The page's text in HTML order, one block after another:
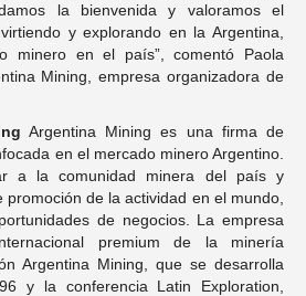
la bienvenida y valoramos el
y explorando en la Argentina,
minero en el país”, comentó Paola
Mining, empresa organizadora de
Argentina Mining es una firma de
en el mercado minero Argentino.
a la comunidad minera del país y
de la actividad en el mundo,
de negocios. La empresa
premium de la minería
Argentina Mining, que se desarrolla
y la conferencia Latin Exploration,